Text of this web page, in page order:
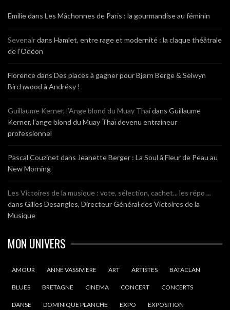
Emiliedans Les Mâchonnes de Paris : la gourmandise au féminin
Sevenairdans Hamlet, entre rage et modernité : la claque théâtrale
de l’Odéon
Florencedans Des places à gagner pour Bjørn Berge & Selwyn
Birchwood à Andrésy !
Guillaume Kerner, l’Ange blond du Muay Thaïdans Guillaume
Kerner, l’ange blond du Muay Thaï devenu entraineur
professionnel
Pascal Couzinet dans Jeanette Berger : La Soul à Fleur de Peau au
New Morning
Les Victoires de la musique : vote, sélection, cachet... les répo ...
dans Gilles Desangles, Directeur Général des Victoires de la
Musique
MON UNIVERS
AMOUR ANNE VASSIVIERE ART ARTISTES BATACLAN
BLUES BRETAGNE CINEMA CONCERT CONCERTS
DANSE DOMINIQUE PLANCHE EXPO EXPOSITION